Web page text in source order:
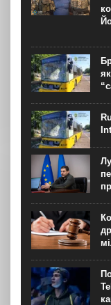
у Європі й...